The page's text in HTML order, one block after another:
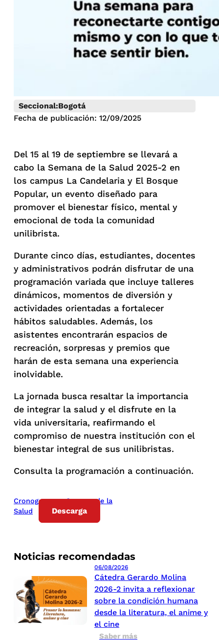
Seccional:Bogotá
Fecha de publicación: 12/09/2025
Noticias recomendadas
06/08/2026
Cátedra Gerardo Molina
2026-2 invita a reflexionar
sobre la condición humana
desde la literatura, el anime y
el cine
Saber más
Del 15 al 19 de septiembre se llevará a
cabo la Semana de la Salud 2025-2 en
los campus La Candelaria y El Bosque
Popular, un evento diseñado para
promover el bienestar físico, mental y
emocional de toda la comunidad
unilibrista.
Durante cinco días, estudiantes, docentes
y administrativos podrán disfrutar de una
programación variada que incluye talleres
dinámicos, momentos de diversión y
actividades orientadas a fortalecer
hábitos saludables. Además, los
asistentes encontrarán espacios de
recreación, sorpresas y premios que
harán de esta semana una experiencia
inolvidable.
La jornada busca resaltar la importancia
de integrar la salud y el disfrute en la
vida universitaria, reafirmando el
compromiso de nuestra institución con el
bienestar integral de sus unilibristas.
Consulta la programación a continuación.
Cronograma – Semana de la
Salud
Descarga